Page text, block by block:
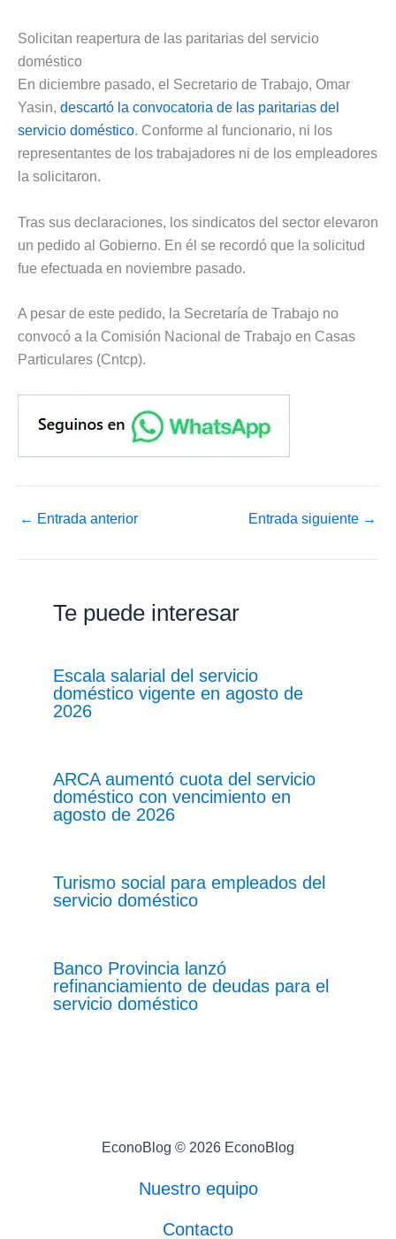
Solicitan reapertura de las paritarias del servicio
doméstico
En diciembre pasado, el Secretario de Trabajo, Omar
Yasin, descartó la convocatoria de las paritarias del
servicio doméstico. Conforme al funcionario, ni los
representantes de los trabajadores ni de los empleadores
la solicitaron.
Tras sus declaraciones, los sindicatos del sector elevaron
un pedido al Gobierno. En él se recordó que la solicitud
fue efectuada en noviembre pasado.
A pesar de este pedido, la Secretaría de Trabajo no
convocó a la Comisión Nacional de Trabajo en Casas
Particulares (Cntcp).
← Entrada anterior Entrada siguiente →
Te puede interesar
Escala salarial del servicio
doméstico vigente en agosto de
2026
ARCA aumentó cuota del servicio
doméstico con vencimiento en
agosto de 2026
Turismo social para empleados del
servicio doméstico
Banco Provincia lanzó
refinanciamiento de deudas para el
servicio doméstico
EconoBlog © 2026 EconoBlog
Nuestro equipo
Contacto